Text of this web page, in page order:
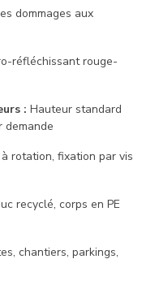
dommages aux
réfléchissant rouge-
: Hauteur standard
demande
rotation, fixation par vis
recyclé, corps en PE
chantiers, parkings,